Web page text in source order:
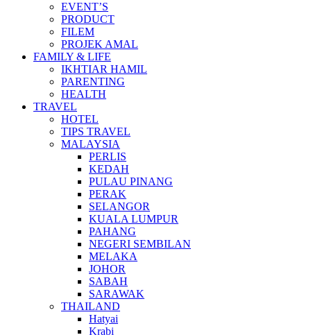
EVENT’S
PRODUCT
FILEM
PROJEK AMAL
FAMILY & LIFE
IKHTIAR HAMIL
PARENTING
HEALTH
TRAVEL
HOTEL
TIPS TRAVEL
MALAYSIA
PERLIS
KEDAH
PULAU PINANG
PERAK
SELANGOR
KUALA LUMPUR
PAHANG
NEGERI SEMBILAN
MELAKA
JOHOR
SABAH
SARAWAK
THAILAND
Hatyai
Krabi